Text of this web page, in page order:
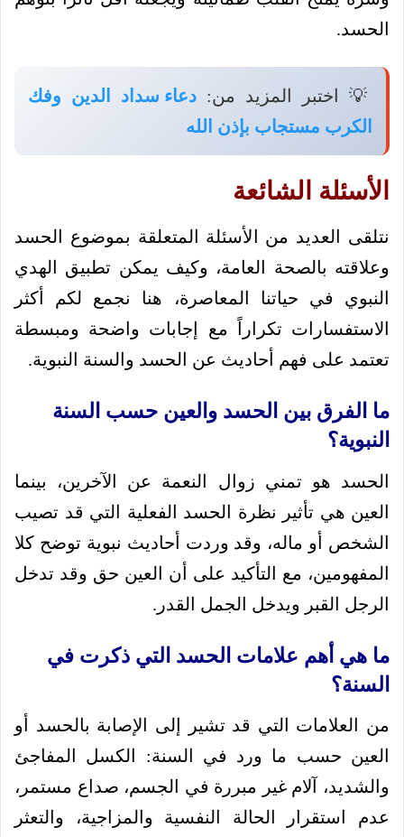
الحسد.
💡 اختبر المزيد من: دعاء سداد الدين وفك
الكرب مستجاب بإذن الله
الأسئلة الشائعة
نتلقى العديد من الأسئلة المتعلقة بموضوع الحسد
وعلاقته بالصحة العامة، وكيف يمكن تطبيق الهدي
النبوي في حياتنا المعاصرة، هنا نجمع لكم أكثر
الاستفسارات تكراراً مع إجابات واضحة ومبسطة
تعتمد على فهم أحاديث عن الحسد والسنة النبوية.
ما الفرق بين الحسد والعين حسب السنة
النبوية؟
الحسد هو تمني زوال النعمة عن الآخرين، بينما
العين هي تأثير نظرة الحسد الفعلية التي قد تصيب
الشخص أو ماله، وقد وردت أحاديث نبوية توضح كلا
المفهومين، مع التأكيد على أن العين حق وقد تدخل
الرجل القبر ويدخل الجمل القدر.
ما هي أهم علامات الحسد التي ذكرت في
السنة؟
من العلامات التي قد تشير إلى الإصابة بالحسد أو
العين حسب ما ورد في السنة: الكسل المفاجئ
والشديد، آلام غير مبررة في الجسم، صداع مستمر،
عدم استقرار الحالة النفسية والمزاجية، والتعثر